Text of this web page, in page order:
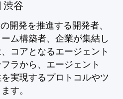
渋谷
開発を推進する開発者、
ム構築者、企業が集結し
コアとなるエージェント
ラから、エージェント
実現するプロトコルやツ
す。